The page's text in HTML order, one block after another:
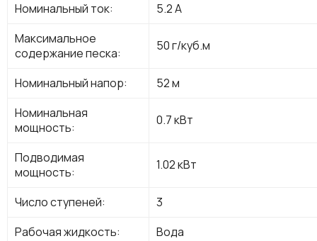
Номинальный ток:
5.2 А
Максимальное
содержание песка:
50 г/куб.м
Номинальный напор:
52 м
Номинальная
мощность:
0.7 кВт
Подводимая
мощность:
1.02 кВт
Число ступеней:
3
Рабочая жидкость:
Вода